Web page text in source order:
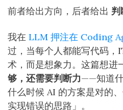
前者给出方向，后者给出 判
我在 LLM 押注在 Coding
过，当每个人都能写代码，
术，而是想象力。这篇想进
够，还需要判断力——知道什
什么时候 AI 的方案是对的
实现错误的思路」。